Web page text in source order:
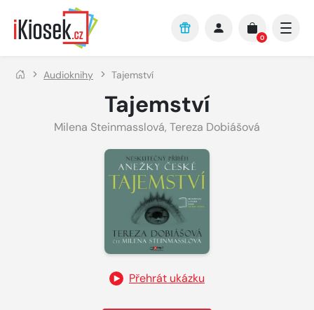
Přejít na hlavní obsah
0
Audioknihy Tajemství
Tajemství
Milena Steinmasslová, Tereza Dobiášová
Přehrát ukázku